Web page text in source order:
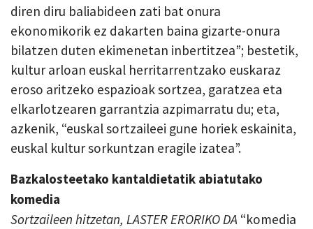
diren diru baliabideen zati bat onura
ekonomikorik ez dakarten baina gizarte-onura
bilatzen duten ekimenetan inbertitzea”; bestetik,
kultur arloan euskal herritarrentzako euskaraz
eroso aritzeko espazioak sortzea, garatzea eta
elkarlotzearen garrantzia azpimarratu du; eta,
azkenik, “euskal sortzaileei gune horiek eskainita,
euskal kultur sorkuntzan eragile izatea”.
Bazkalosteetako kantaldietatik abiatutako
komedia
Sortzaileen hitzetan, LASTER ERORIKO DA “komedia